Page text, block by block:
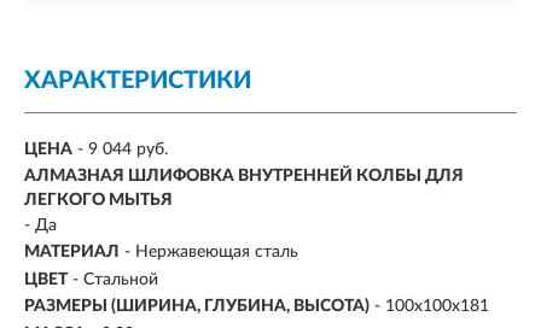
ХАРАКТЕРИСТИКИ
ЦЕНА - 9 044 руб.
АЛМАЗНАЯ ШЛИФОВКА ВНУТРЕННЕЙ КОЛБЫ ДЛЯ
ЛЕГКОГО МЫТЬЯ
- Да
МАТЕРИАЛ - Нержавеющая сталь
ЦВЕТ - Стальной
РАЗМЕРЫ (ШИРИНА, ГЛУБИНА, ВЫСОТА) - 100x100x181